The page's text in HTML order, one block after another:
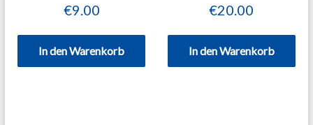
€9.00
In den Warenkorb
€20.00
In den Warenkorb